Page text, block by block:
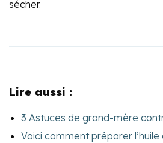
sécher.
Lire aussi :
3 Astuces de grand-mère
Voici comment préparer